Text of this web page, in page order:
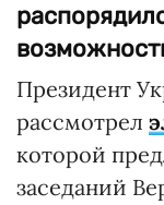
Президент
рассмотрел
которой
заседаний